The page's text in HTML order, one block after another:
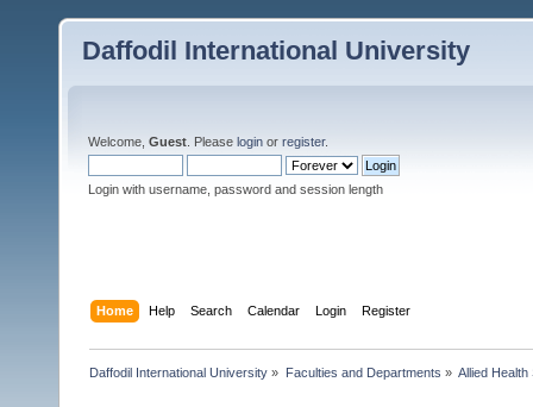
Daffodil International University
Welcome, Guest . Please login or register.
Login with username, password and session length
Home Help Search Calendar Login Register
Daffodil International University » Faculties and Departments » Allied Health